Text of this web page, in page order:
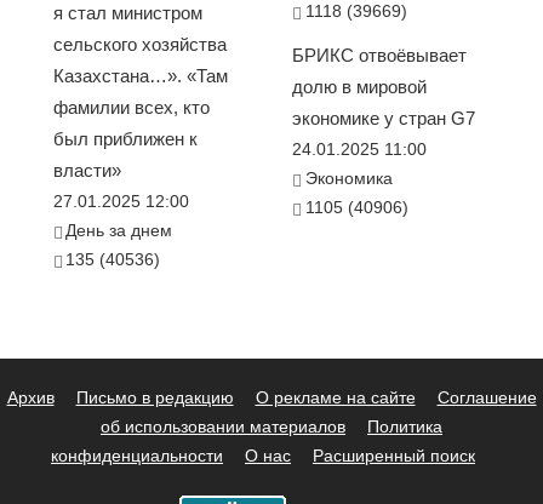
я стал министром
сельского хозяйства
Казахстана…». «Там
фамилии всех, кто
был приближен к
власти»
27.01.2025 12:00
День за днем
135 (40536)
1118 (39669)
БРИКС отвоёвывает
долю в мировой
экономике у стран G7
24.01.2025 11:00
Экономика
1105 (40906)
Архив Письмо в редакцию О рекламе на сайте
Соглашение
об использовании материалов
Политика
конфиденциальности
О нас Расширенный поиск